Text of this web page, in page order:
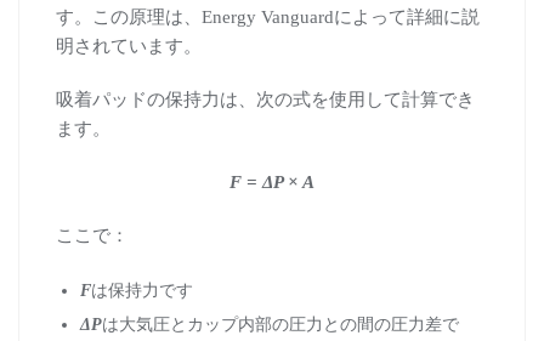
す。この原理は、Energy Vanguardによって詳細に説
明されています。
吸着パッドの保持力は、次の式を使用して計算でき
ます。
F = ΔP × A
ここで：
Fは保持力です
ΔPは大気圧とカップ内部の圧力との間の圧力差で